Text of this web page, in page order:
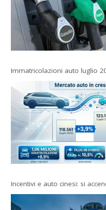
Immatricolazioni auto luglio
Incentivi e auto cinesi: si